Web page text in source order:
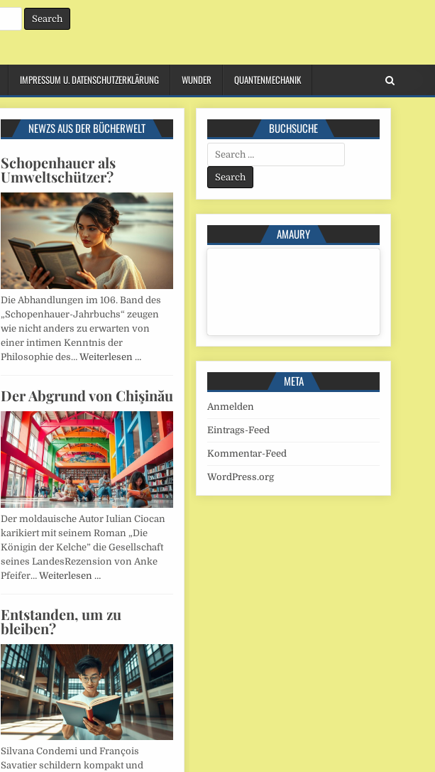
IMPRESSUM U. DATENSCHUTZERKLÄRUNG WUNDER QUANTENMECHANIK
NEWZS AUS DER BÜCHERWELT
Schopenhauer als
Umweltschützer?
Die Abhandlungen im 106. Band des
„Schopenhauer-Jahrbuchs“ zeugen
wie nicht anders zu erwarten von
einer intimen Kenntnis der
Philosophie des… Weiterlesen …
Der Abgrund von Chişinău
Der moldauische Autor Iulian Ciocan
karikiert mit seinem Roman „Die
Königin der Kelche” die Gesellschaft
seines LandesRezension von Anke
Pfeifer… Weiterlesen …
Entstanden, um zu
bleiben?
Silvana Condemi und François
Savatier schildern kompakt und
BUCHSUCHE
Search
for:
AMAURY
META
Anmelden
Eintrags-Feed
Kommentar-Feed
WordPress.org